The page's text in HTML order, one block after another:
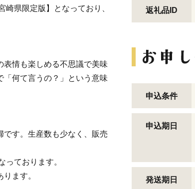
県限定版】となっており、
表情も楽しめる不思議で美味
「何て言うの？」という意味
す。生産数も少なく、販売
っております。
ます。
返礼品ID
申込条件
申込期日
発送期日